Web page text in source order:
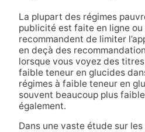
La plupart des régimes
publicité est faite en ligne ou
recommandent de limiter
en deçà des
lorsque vous voyez des
faible teneur en glucides
régimes à faible teneur en
souvent beaucoup plus
également.
Dans une vaste étude sur